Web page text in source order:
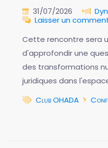
31/07/2026
Laisser un
Cette rencontre sera
d'approfondir une
des transformations
juridiques dans
Club OHADA